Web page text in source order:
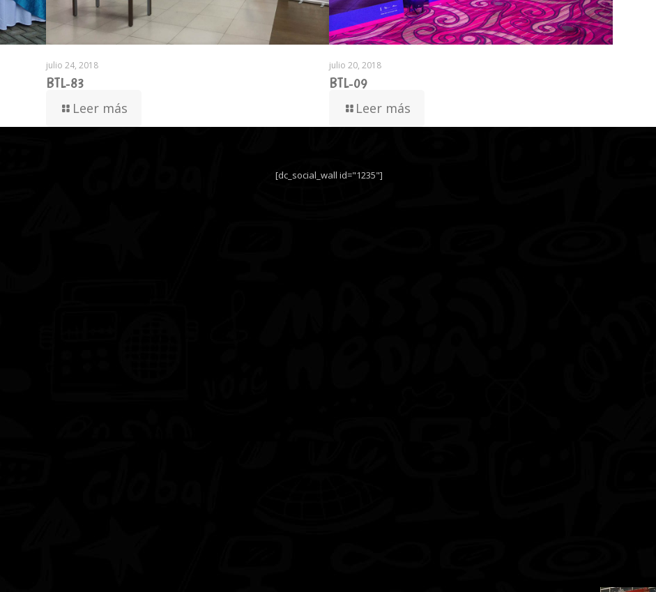
julio 24, 2018
BTL-83
Leer más
julio 20, 2018
BTL-09
Leer más
[dc_social_wall id="1235"]